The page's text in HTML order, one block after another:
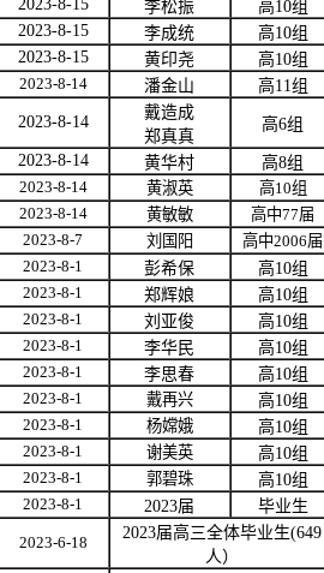
2023-8-15 李松振 高10组
2023-8-15 李成统 高10组
2023-8-15 黄印尧 高10组
2023-8-14 潘金山 高11组
2023-8-14
戴造成
郑真真
高6组
2023-8-14 黄华村 高8组
2023-8-14 黄淑英 高10组
2023-8-14 黄敏敏 高中77届
2023-8-7 刘国阳 高中2006届
2023-8-1 彭希保 高10组
2023-8-1 郑辉娘 高10组
2023-8-1 刘亚俊 高10组
2023-8-1 李华民 高10组
2023-8-1 李思春 高10组
2023-8-1 戴再兴 高10组
2023-8-1 杨嫦娥 高10组
2023-8-1 谢美英 高10组
2023-8-1 郭碧珠 高10组
2023-8-1 2023届
毕业生
2023-6-18
2023届高三全体毕业生(649
人）